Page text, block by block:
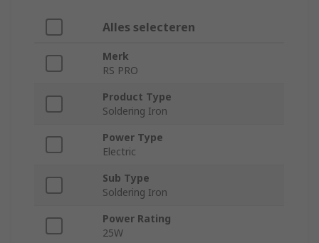
Alles selecteren
Merk
RS PRO
Product Type
Soldering Iron
Power Type
Electric
Sub Type
Soldering Iron
Power Rating
25W